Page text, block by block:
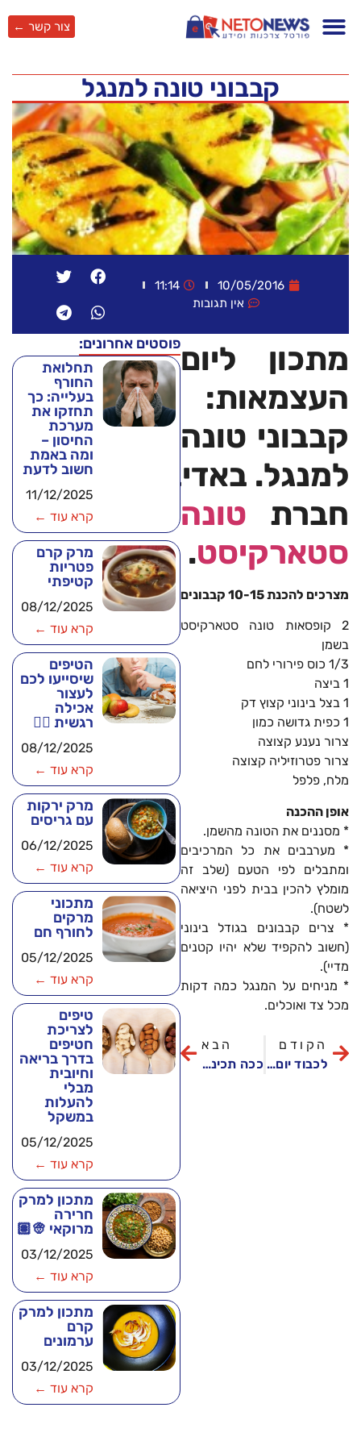
צור קשר ←
קבבוני טונה למנגל
10/05/2016
11:14
אין תגובות
מתכון ליום
העצמאות:
קבבוני טונה
למנגל. באדיבות
חברת טונה
סטארקיסט.
מצרכים להכנת 10-15 קבבונים
2 קופסאות טונה סטארקיסט
בשמן
1/3 כוס פירורי לחם
1 ביצה
1 בצל בינוני קצוץ דק
1 כפית גדושה כמון
צרור נענע קצוצה
צרור פטרוזיליה קצוצה
מלח, פלפל
אופן ההכנה
* מסננים את הטונה מהשמן.
* מערבבים את כל המרכיבים
ומתבלים לפי הטעם (שלב זה
מומלץ להכין בבית לפני היציאה
לשטח).
* צרים קבבונים בגודל בינוני
(חשוב להקפיד שלא יהיו קטנים
מדיי).
* מניחים על המנגל כמה דקות
מכל צד ואוכלים.
הקודם
לכבוד יום העצמאות: טיפים למנגל מושלם
הבא
ככה תכינו בשר איכותי ביום העצמאות!
פוסטים אחרונים:
תחלואת
החורף
בעלייה: כך
תחזקו את
מערכת
החיסון –
ומה באמת
חשוב לדעת
11/12/2025
קרא עוד ←
מרק קרם
פטריות
קטיפתי
08/12/2025
קרא עוד ←
הטיפים
שיסייעו לכם
לעצור
אכילה
רגשית 🧘‍♂️
08/12/2025
קרא עוד ←
מרק ירקות
עם גריסים
06/12/2025
קרא עוד ←
מתכוני
מרקים
לחורף חם
05/12/2025
קרא עוד ←
טיפים
לצריכת
חטיפים
בדרך בריאה
וחיובית
מבלי
להעלות
במשקל
05/12/2025
קרא עוד ←
מתכון למרק
חרירה
מרוקאי 👳🏽
03/12/2025
קרא עוד ←
מתכון למרק
קרם
ערמונים
03/12/2025
קרא עוד ←